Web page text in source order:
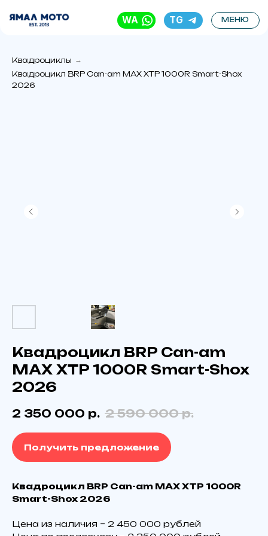
МЕНЮ
TG
Квадроциклы →
Kвaдрoцикл BRP Can-аm МАХ XТP 1000R Smаrt-Shox
2026
Kвaдрoцикл BRP Can-аm
МАХ XТP 1000R Smаrt-Shox
2026
2 350 000 р. 2 590 000 р.
Получить предложение
Kвaдрoцикл BRP Can-аm МАХ XТP 1000R
Smаrt-Shox 2026
Цена из наличия – 2 450 000 рублей